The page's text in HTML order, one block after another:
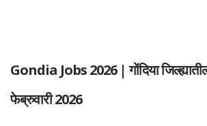
Gondia Jobs 2026 | गोंदिया
फेब्रुवारी 2026